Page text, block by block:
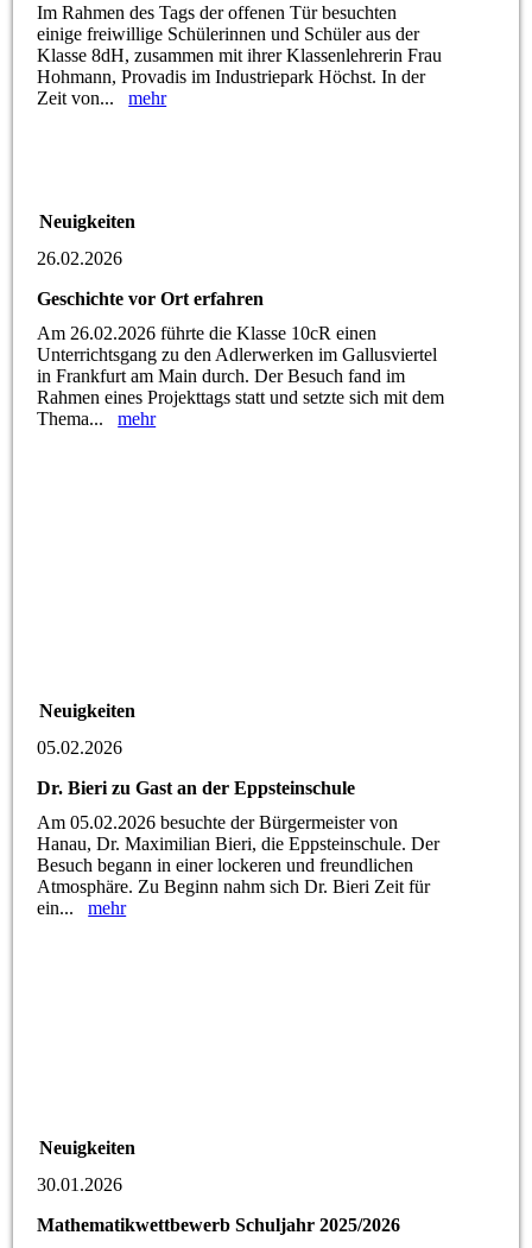
Im Rahmen des Tags der offenen Tür besuchten
einige freiwillige Schülerinnen und Schüler aus der
Klasse 8dH, zusammen mit ihrer Klassenlehrerin Frau
Hohmann, Provadis im Industriepark Höchst. In der
Zeit von...mehr
Neuigkeiten
26.02.2026
Geschichte vor Ort erfahren
Am 26.02.2026 führte die Klasse 10cR einen
Unterrichtsgang zu den Adlerwerken im Gallusviertel
in Frankfurt am Main durch. Der Besuch fand im
Rahmen eines Projekttags statt und setzte sich mit dem
Thema...mehr
Neuigkeiten
05.02.2026
Dr. Bieri zu Gast an der Eppsteinschule
Am 05.02.2026 besuchte der Bürgermeister von
Hanau, Dr. Maximilian Bieri, die Eppsteinschule. Der
Besuch begann in einer lockeren und freundlichen
Atmosphäre. Zu Beginn nahm sich Dr. Bieri Zeit für
ein...mehr
Neuigkeiten
30.01.2026
Mathematikwettbewerb Schuljahr 2025/2026